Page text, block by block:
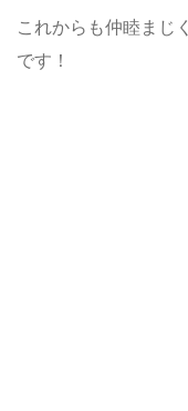
これからも仲睦まじ
です！